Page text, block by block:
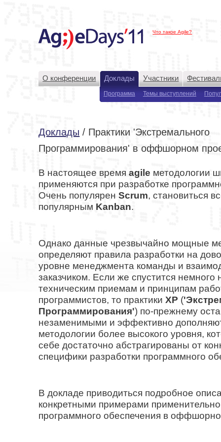
Что такое Agile?
О конференции Доклады Участники
Программа Темы выступлений
Доклады / Практики 'Экстремального
Программирования' в оффшорном
В настоящее времяagile методологии
применяются при разработке
Очень популяренScrum, становиться
популярным Kanban.
Однако данные чрезвычайно мощные
определяют правила разработки на
уровне менеджмента команды и
заказчиком. Если же спустится немного
техническим приемам и принципам
программистов, то практикиXP ('
Программирования') по-прежнему
незаменимыми и эффективно
методологии более высокого уровня,
себе достаточно абстрагированы от
специфики разработки программного
В докладе приводиться подробное
конкретными примерами применительно
программного обеспечения в